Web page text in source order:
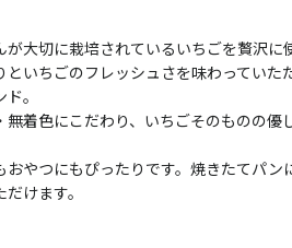
が大切に栽培されているいちごを贅沢に
といちごのフレッシュさを味わってい
。
無着色にこだわり、いちごそのものの
おやつにもぴったりです。焼きたてパ
けます。